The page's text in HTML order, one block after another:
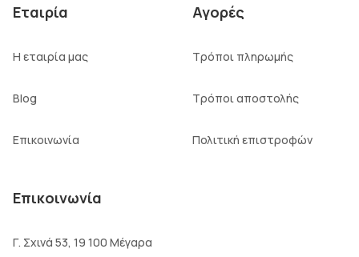
Εταιρία
Η εταιρία μας
Blog
Επικοινωνία
Αγορές
Τρόποι πληρωμής
Τρόποι αποστολής
Πολιτική επιστροφών
Επικοινωνία
Γ. Σχινά 53, 19 100 Μέγαρα